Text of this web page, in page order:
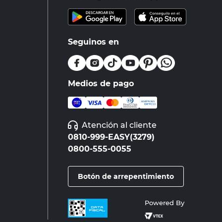
Seguinos en
Medios de pago
Atención al cliente
0810-999-EASY(3279)
0800-555-0055
Botón de arrepentimiento
Powered By